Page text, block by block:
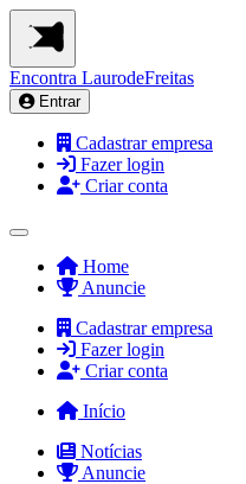
Encontra LaurodeFreitas
Entrar
Cadastrar empresa
Fazer login
Criar conta
Home
Anuncie
Cadastrar empresa
Fazer login
Criar conta
Início
Notícias
Anuncie